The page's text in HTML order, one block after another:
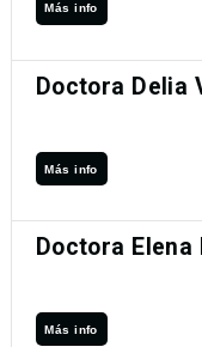
Más info
Doctora Delia
Más info
Doctora Elena
Más info